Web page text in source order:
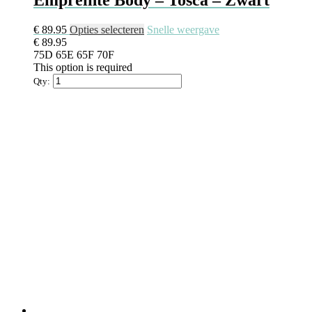
€ 89.95 Opties selecteren Dit
Deze
Snelle weergave
€ 89.95
75D 65E 65F 70F
This option is required
Qty: